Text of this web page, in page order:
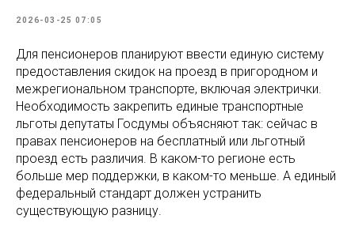
2026-03-25 07:05
Для пенсионеров планируют ввести единую систему
предоставления скидок на проезд в пригородном и
межрегиональном транспорте, включая электрички.
Необходимость закрепить единые транспортные
льготы депутаты Госдумы объясняют так: сейчас в
правах пенсионеров на бесплатный или льготный
проезд есть различия. В каком-то регионе есть
больше мер поддержки, в каком-то меньше. А единый
федеральный стандарт должен устранить
существующую разницу.